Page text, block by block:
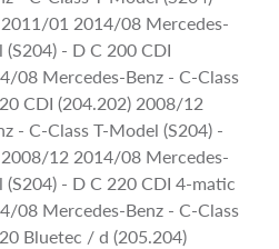
01 2014/08 Mercedes-
(S204) - D C 200 CDI
08 Mercedes-Benz - C-Class
CDI (204.202) 2008/12
- C-Class T-Model (S204) -
12 2014/08 Mercedes-
(S204) - D C 220 CDI 4-matic
08 Mercedes-Benz - C-Class
Bluetec / d (205.204)